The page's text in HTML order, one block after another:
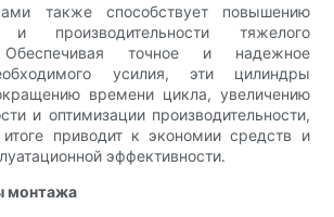
также способствует повышению
и производительности тяжелого
Обеспечивая точное и надежное
усилия, эти цилиндры
времени цикла, увеличению
и оптимизации производительности,
приводит к экономии средств и
эффективности.
монтажа